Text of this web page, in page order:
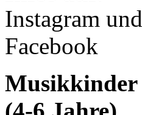
Instagram und
Facebook
Musikkinder